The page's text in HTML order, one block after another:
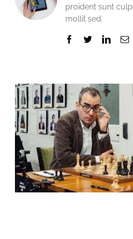
proident sunt
mollit sed.